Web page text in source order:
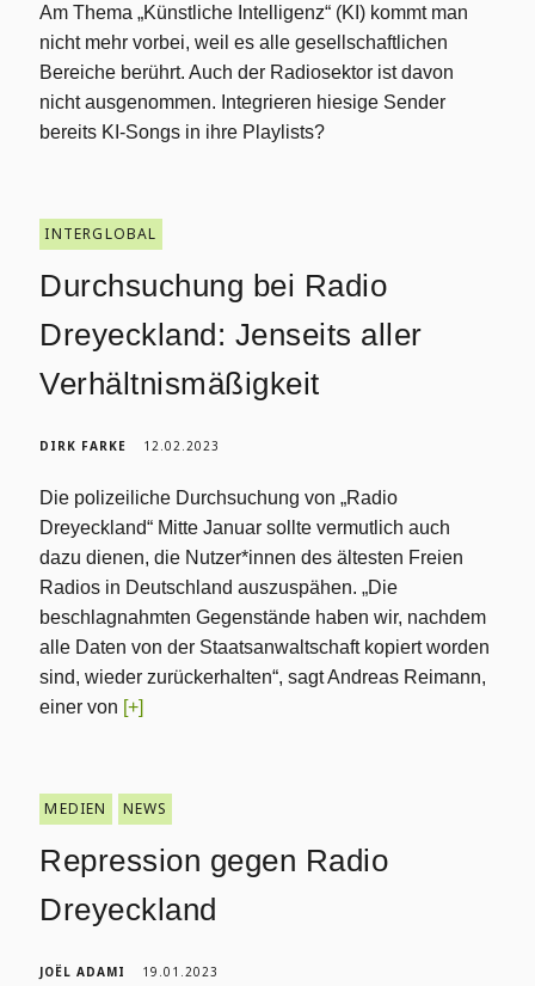
Am Thema „Künstliche Intelligenz“ (KI) kommt man
nicht mehr vorbei, weil es alle gesellschaftlichen
Bereiche berührt. Auch der Radiosektor ist davon
nicht ausgenommen. Integrieren hiesige Sender
bereits KI-Songs in ihre Playlists?
INTERGLOBAL
Durchsuchung bei Radio
Dreyeckland: Jenseits aller
Verhältnismäßigkeit
DIRK FARKE 12.02.2023
Die polizeiliche Durchsuchung von „Radio
Dreyeckland“ Mitte Januar sollte vermutlich auch
dazu dienen, die Nutzer*innen des ältesten Freien
Radios in Deutschland auszuspähen. „Die
beschlagnahmten Gegenstände haben wir, nachdem
alle Daten von der Staatsanwaltschaft kopiert worden
sind, wieder zurückerhalten“, sagt Andreas Reimann,
einer von [+]
MEDIEN NEWS
Repression gegen Radio
Dreyeckland
JOËL ADAMI 19.01.2023